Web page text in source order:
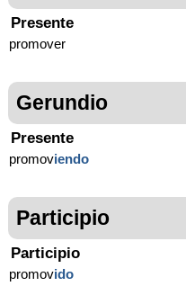
Presente
promover
Gerundio
Presente
promoviendo
Participio
Participio
promovido